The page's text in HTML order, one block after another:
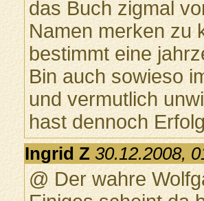
das Buch zigmal
Namen merken zu
bestimmt eine
Bin auch sowieso
und vermutlich
hast dennoch
Ingrid Z 30.12.2008,
@ Der wahre